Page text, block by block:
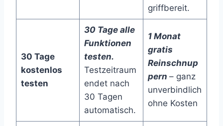
griffbereit.
30 Tage
kostenlos
testen
30 Tage alle
Funktionen
testen.
Testzeitraum
endet nach
30 Tagen
automatisch.
1 Monat
gratis
Reinschnup
pern – ganz
unverbindlich
ohne Kosten